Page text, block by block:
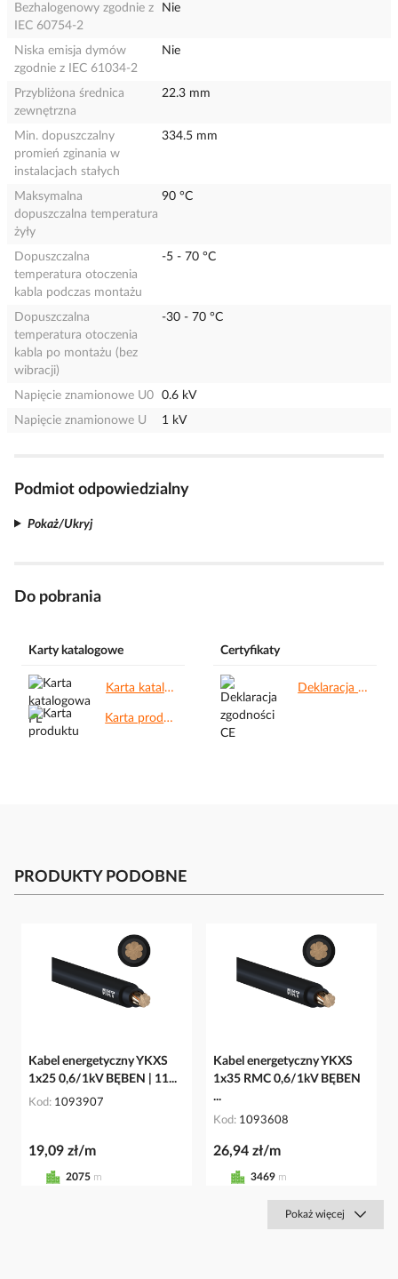
Bezhalogenowy zgodnie z
IEC 60754-2
Nie
Niska emisja dymów
zgodnie z IEC 61034-2
Nie
Przybliżona średnica
zewnętrzna
22.3 mm
Min. dopuszczalny
promień zginania w
instalacjach stałych
334.5 mm
Maksymalna
dopuszczalna temperatura
żyły
90 °C
Dopuszczalna
temperatura otoczenia
kabla podczas montażu
-5 - 70 °C
Dopuszczalna
temperatura otoczenia
kabla po montażu (bez
wibracji)
-30 - 70 °C
Napięcie znamionowe U0
0.6 kV
Napięcie znamionowe U
1 kV
Podmiot odpowiedzialny
Pokaż/Ukryj
Do pobrania
Karty katalogowe
Karta katalogowa PL.pdf
Karta produktu.pdf
Certyfikaty
Deklaracja zgodności CE.pdf
PRODUKTY PODOBNE
Kabel energetyczny YKXS
1x25 0,6/1kV BĘBEN | 11...
Kod 1093907
19,09 zł/m
2075 m
Kabel energetyczny YKXS
1x35 RMC 0,6/1kV BĘBEN
...
Kod 1093608
26,94 zł/m
3469 m
Pokaż więcej